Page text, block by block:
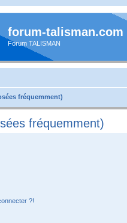
forum-talisman.com
Forum TALISMAN
fréquemment)
fréquemment)
?!